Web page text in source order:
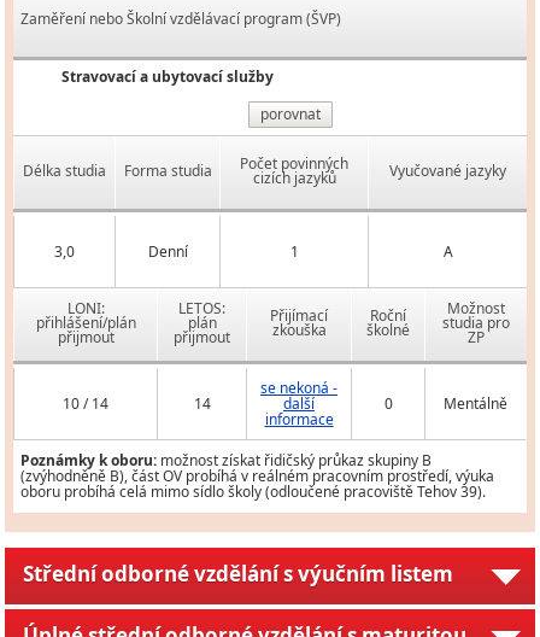
Zaměření nebo Školní vzdělávací program (ŠVP)
Stravovací a ubytovací služby
porovnat
Délka studia Forma studia Počet povinných
cizích jazyků Vyučované jazyky
3,0 Denní 1 A
LONI:
přihlášení/plán
přijmout
LETOS:
plán
přijmout
Přijímací
zkouška
Roční
školné
Možnost
studia pro
ZP
10 / 14 14
se nekoná -
další
informace
0 Mentálně
Poznámky k oboru: možnost získat řidičský průkaz skupiny B
(zvýhodněně B), část OV probíhá v reálném pracovním prostředí, výuka
oboru probíhá celá mimo sídlo školy (odloučené pracoviště Tehov 39).
Střední odborné vzdělání s výučním listem